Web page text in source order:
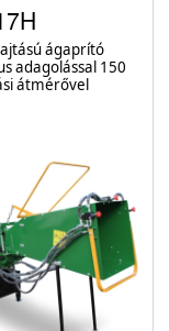
ágaprító
adagolással 150
átmérővel